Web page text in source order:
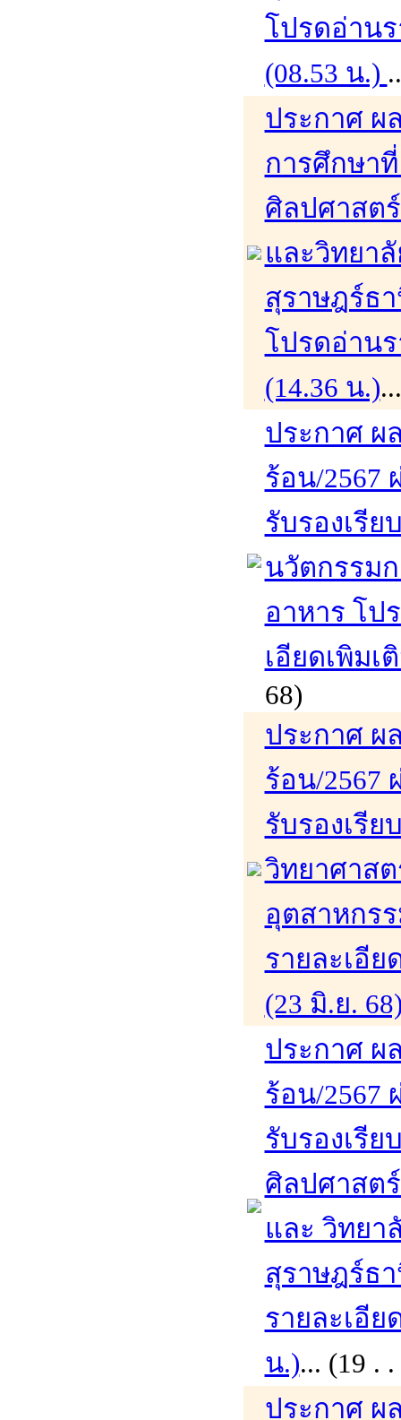
โปรดอ่านร
(08.53 น.)
ประกาศ ผ
การศึกษา
ศิลปศาสต
และวิทยา
สุราษฎร์ธ
โปรดอ่านร
(14.36 น.)
ประกาศ ผ
ร้อน/2567
รับรองเรี
นวัตกรรม
อาหาร โป
เอียดเพิมเ
68)
ประกาศ ผ
ร้อน/2567
รับรองเรี
วิทยาศาส
อุตสาหกร
รายละเอีย
(23 มิ.ย.
ประกาศ ผ
ร้อน/2567
รับรองเรี
ศิลปศาสต
และ วิทยา
สุราษฎร์ธ
รายละเอีย
น.)... (19
ประกาศ ผ